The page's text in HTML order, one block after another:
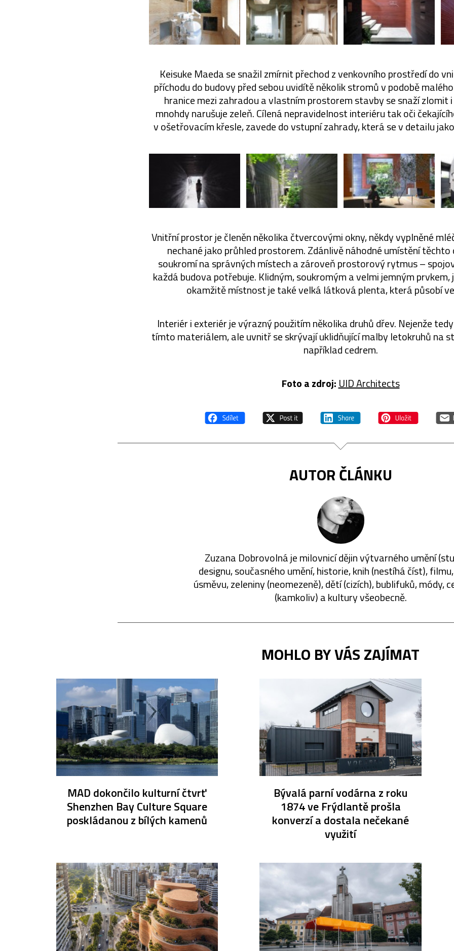
Keisuke Maeda se snažil zmírnit přechod z venkovního prostředí do
příchodu do budovy před sebou uvidítě několik stromů v podobě
hranice mezi zahradou a vlastním prostorem stavby se snaží zlomit
mnohdy narušuje zeleň. Cílená nepravidelnost interiéru tak oči
v ošetřovacím křesle, zavede do vstupní zahrady, která se v detailu
Vnitřní prostor je členěn několika čtvercovými okny, někdy vyplněné
nechané jako průhled prostorem. Zdánlivě náhodné umístění
soukromí na správných místech a zároveň prostorový rytmus –
každá budova potřebuje. Klidným, soukromým a velmi jemným
okamžitě místnost je také velká látková plenta, která působí
Interiér i exteriér je výrazný použitím několika druhů dřev. Nejenže
tímto materiálem, ale uvnitř se skrývají uklidňující malby letokruhů na
například cedrem.
Foto a zdroj:UID Architects
AUTOR ČLÁNKU
Zuzana Dobrovolná je milovnicí dějin výtvarného umění
designu, současného umění, historie, knih (nestíhá číst),
úsměvu, zeleniny (neomezeně), dětí (cizích), bublifuků, módy,
(kamkoliv) a kultury všeobecně.
MOHLO BY VÁS ZAJÍMAT
MAD dokončilo kulturní čtvrť
Shenzhen Bay Culture Square
poskládanou z bílých kamenů
Bývalá parní vodárna z roku
1874 ve Frýdlantě prošla
konverzí a dostala nečekané
využití